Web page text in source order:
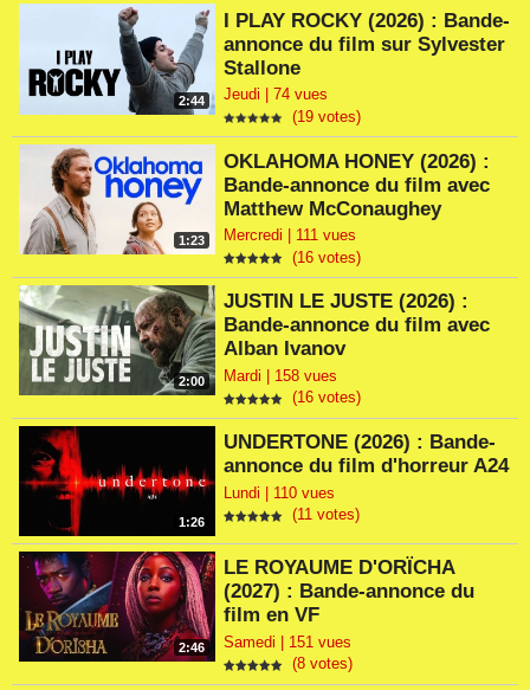
2:44
I PLAY ROCKY (2026) : Bande-
annonce du film sur Sylvester
Stallone
Jeudi | 74 vues
(19 votes)
1:23
OKLAHOMA HONEY (2026) :
Bande-annonce du film avec
Matthew McConaughey
Mercredi | 111 vues
(16 votes)
2:00
JUSTIN LE JUSTE (2026) :
Bande-annonce du film avec
Alban Ivanov
Mardi | 158 vues
(16 votes)
1:26
UNDERTONE (2026) : Bande-
annonce du film d'horreur A24
Lundi | 110 vues
(11 votes)
2:46
LE ROYAUME D'ORÏCHA
(2027) : Bande-annonce du
film en VF
Samedi | 151 vues
(8 votes)